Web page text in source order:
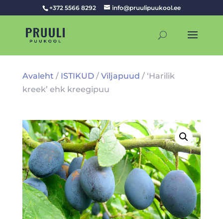
+372 5566 8292 info@pruulipuukool.ee
Avaleht / ISTIKUD/ Viljapuud / ‘Harilik
kreek’ ehk kreegipuu